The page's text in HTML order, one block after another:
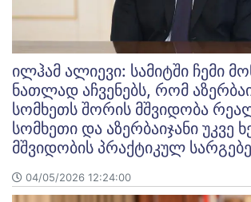
ილჰამ ალიევი: სამიტში ჩემი
ნათლად აჩვენებს, რომ
სომხეთს შორის მშვიდობა
სომხეთი და აზერბაიჯანი უკვე
მშვიდობის პრაქტიკულ
04/05/2026 12:24:00